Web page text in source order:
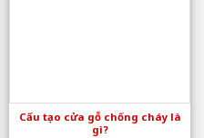
Cấu tạo cửa gỗ chống cháy là
gì?